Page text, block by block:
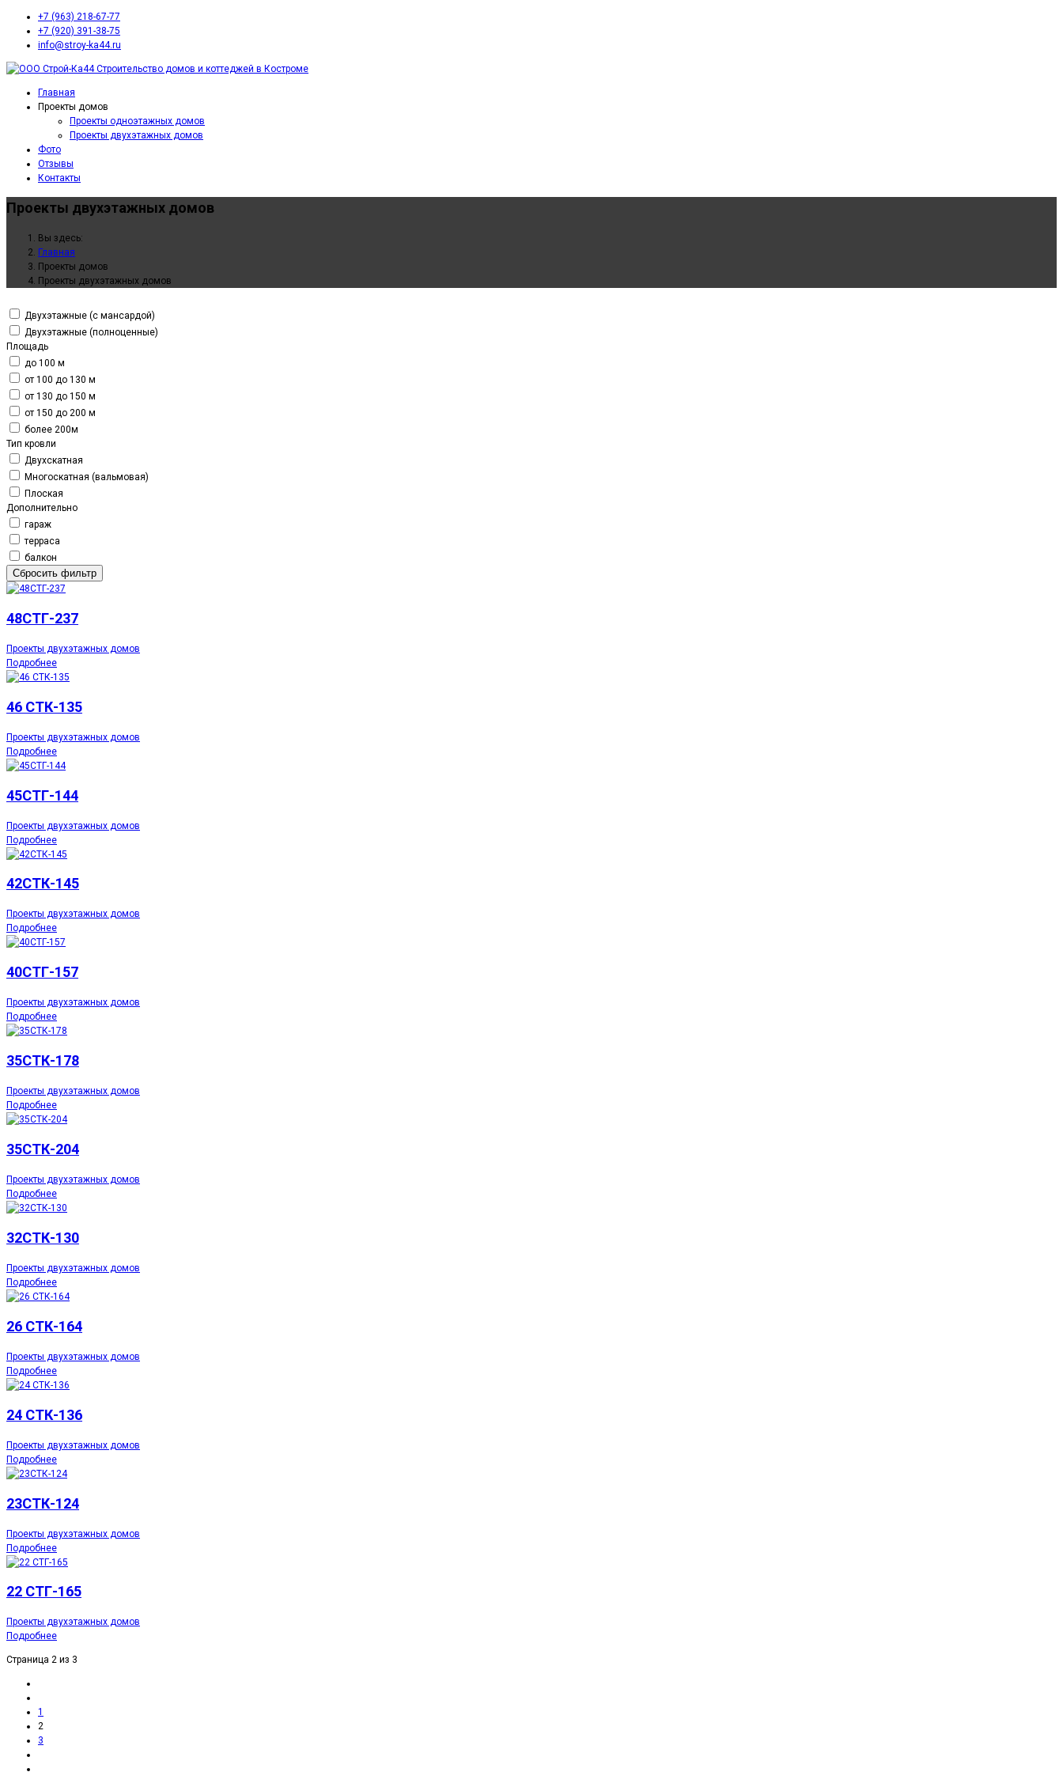
+7 (963) 218-67-77
+7 (920) 391-38-75
info@stroy-ka44.ru
Главная
Проекты домов
Проекты одноэтажных домов
Проекты двухэтажных домов
Фото
Отзывы
Контакты
Проекты двухэтажных домов
Вы здесь:
Главная
Проекты домов
Проекты двухэтажных домов
Двухэтажные (с мансардой)
Двухэтажные (полноценные)
Площадь
до 100 м
от 100 до 130 м
от 130 до 150 м
от 150 до 200 м
более 200м
Тип кровли
Двухскатная
Многоскатная (вальмовая)
Плоская
Дополнительно
гараж
терраса
балкон
Сбросить фильтр
48СТГ-237
Проекты двухэтажных домов
Подробнее
46 СТК-135
Проекты двухэтажных домов
Подробнее
45СТГ-144
Проекты двухэтажных домов
Подробнее
42СТК-145
Проекты двухэтажных домов
Подробнее
40СТГ-157
Проекты двухэтажных домов
Подробнее
35СТК-178
Проекты двухэтажных домов
Подробнее
35СТК-204
Проекты двухэтажных домов
Подробнее
32СТК-130
Проекты двухэтажных домов
Подробнее
26 СТК-164
Проекты двухэтажных домов
Подробнее
24 СТК-136
Проекты двухэтажных домов
Подробнее
23СТК-124
Проекты двухэтажных домов
Подробнее
22 СТГ-165
Проекты двухэтажных домов
Подробнее
Страница 2 из 3
1
2
3